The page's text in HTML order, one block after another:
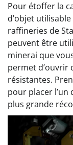
Pour étoffer la
d’objet
raffineries de
peuvent être
minerai que
permet d’ouvrir
résistantes.
pour placer l’un
plus grande